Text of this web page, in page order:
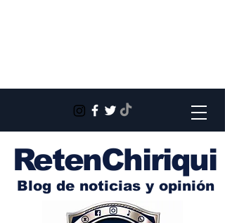
RetenChiriqui
Blog de noticias y opinión